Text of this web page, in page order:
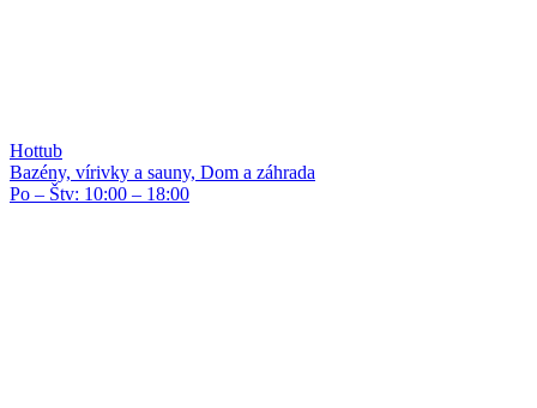
Hottub
Bazény, vírivky a sauny, Dom a záhrada
Po – Štv: 10:00 – 18:00